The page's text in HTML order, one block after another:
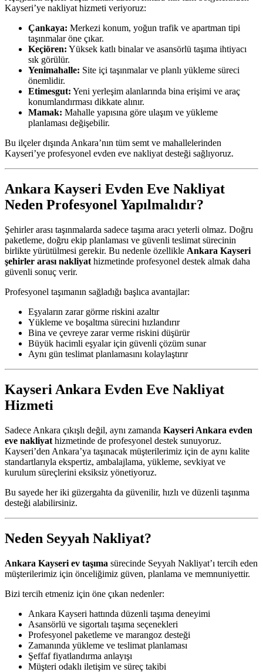
Kayseri’ye nakliyat hizmeti veriyoruz:
Çankaya: Merkezi konum, yoğun trafik ve apartman tipi
taşınmalar öne çıkar.
Keçiören: Yüksek katlı binalar ve asansörlü taşıma ihtiyacı
sık görülür.
Yenimahalle: Site içi taşınmalar ve planlı yükleme süreci
önemlidir.
Etimesgut: Yeni yerleşim alanlarında bina erişimi ve araç
konumlandırması dikkate alınır.
Mamak: Mahalle yapısına göre ulaşım ve yükleme
planlaması değişebilir.
Bu ilçeler dışında Ankara’nın tüm semt ve mahallelerinden
Kayseri’ye profesyonel evden eve nakliyat desteği sağlıyoruz.
Ankara Kayseri Evden Eve Nakliyat
Neden Profesyonel Yapılmalıdır?
Şehirler arası taşınmalarda sadece taşıma aracı yeterli olmaz. Doğru
paketleme, doğru ekip planlaması ve güvenli teslimat sürecinin
birlikte yürütülmesi gerekir. Bu nedenle özellikle Ankara Kayseri
şehirler arası nakliyat hizmetinde profesyonel destek almak daha
güvenli sonuç verir.
Profesyonel taşımanın sağladığı başlıca avantajlar:
Eşyaların zarar görme riskini azaltır
Yükleme ve boşaltma sürecini hızlandırır
Bina ve çevreye zarar verme riskini düşürür
Büyük hacimli eşyalar için güvenli çözüm sunar
Aynı gün teslimat planlamasını kolaylaştırır
Kayseri Ankara Evden Eve Nakliyat
Hizmeti
Sadece Ankara çıkışlı değil, aynı zamanda Kayseri Ankara evden
eve nakliyat hizmetinde de profesyonel destek sunuyoruz.
Kayseri’den Ankara’ya taşınacak müşterilerimiz için de aynı kalite
standartlarıyla ekspertiz, ambalajlama, yükleme, sevkiyat ve
kurulum süreçlerini eksiksiz yönetiyoruz.
Bu sayede her iki güzergahta da güvenilir, hızlı ve düzenli taşınma
desteği alabilirsiniz.
Neden Seyyah Nakliyat?
Ankara Kayseri ev taşıma sürecinde Seyyah Nakliyat’ı tercih eden
müşterilerimiz için önceliğimiz güven, planlama ve memnuniyettir.
Bizi tercih etmeniz için öne çıkan nedenler:
Ankara Kayseri hattında düzenli taşıma deneyimi
Asansörlü ve sigortalı taşıma seçenekleri
Profesyonel paketleme ve marangoz desteği
Zamanında yükleme ve teslimat planlaması
Şeffaf fiyatlandırma anlayışı
Müşteri odaklı iletişim ve süreç takibi